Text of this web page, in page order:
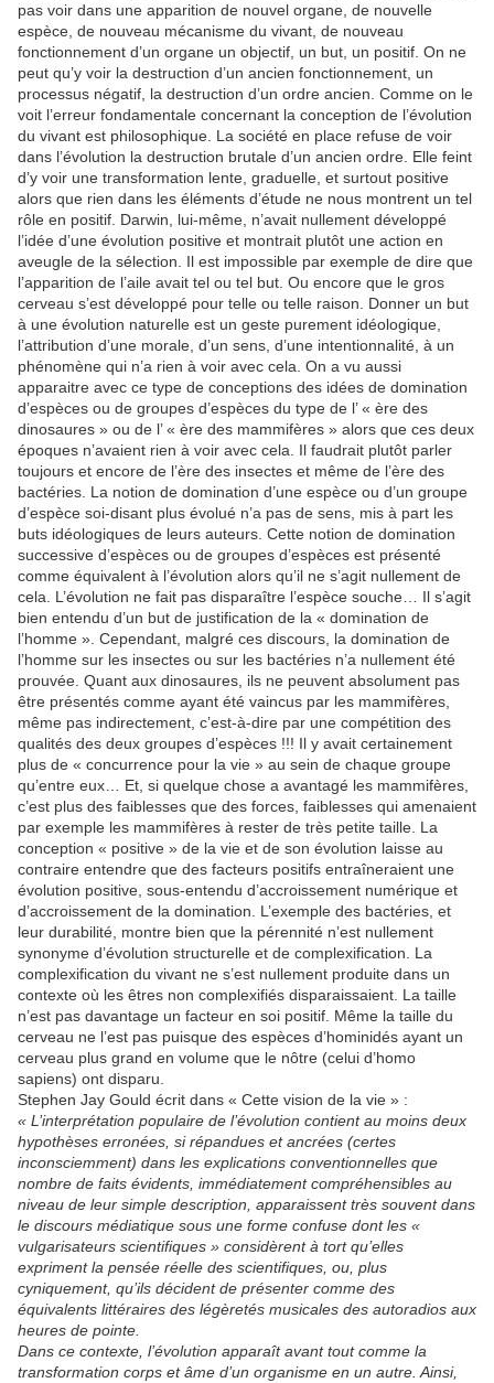
pas voir dans une apparition de nouvel organe, de nouvelle
espèce, de nouveau mécanisme du vivant, de nouveau
fonctionnement d’un organe un objectif, un but, un positif. On ne
peut qu’y voir la destruction d’un ancien fonctionnement, un
processus négatif, la destruction d’un ordre ancien. Comme on le
voit l’erreur fondamentale concernant la conception de l’évolution
du vivant est philosophique. La société en place refuse de voir
dans l’évolution la destruction brutale d’un ancien ordre. Elle feint
d’y voir une transformation lente, graduelle, et surtout positive
alors que rien dans les éléments d’étude ne nous montrent un tel
rôle en positif. Darwin, lui-même, n’avait nullement développé
l’idée d’une évolution positive et montrait plutôt une action en
aveugle de la sélection. Il est impossible par exemple de dire que
l’apparition de l’aile avait tel ou tel but. Ou encore que le gros
cerveau s’est développé pour telle ou telle raison. Donner un but
à une évolution naturelle est un geste purement idéologique,
l’attribution d’une morale, d’un sens, d’une intentionnalité, à un
phénomène qui n’a rien à voir avec cela. On a vu aussi
apparaitre avec ce type de conceptions des idées de domination
d’espèces ou de groupes d’espèces du type de l’ « ère des
dinosaures » ou de l’ « ère des mammifères » alors que ces deux
époques n’avaient rien à voir avec cela. Il faudrait plutôt parler
toujours et encore de l’ère des insectes et même de l’ère des
bactéries. La notion de domination d’une espèce ou d’un groupe
d’espèce soi-disant plus évolué n’a pas de sens, mis à part les
buts idéologiques de leurs auteurs. Cette notion de domination
successive d’espèces ou de groupes d’espèces est présenté
comme équivalent à l’évolution alors qu’il ne s’agit nullement de
cela. L’évolution ne fait pas disparaître l’espèce souche… Il s’agit
bien entendu d’un but de justification de la « domination de
l’homme ». Cependant, malgré ces discours, la domination de
l’homme sur les insectes ou sur les bactéries n’a nullement été
prouvée. Quant aux dinosaures, ils ne peuvent absolument pas
être présentés comme ayant été vaincus par les mammifères,
même pas indirectement, c’est-à-dire par une compétition des
qualités des deux groupes d’espèces !!! Il y avait certainement
plus de « concurrence pour la vie » au sein de chaque groupe
qu’entre eux… Et, si quelque chose a avantagé les mammifères,
c’est plus des faiblesses que des forces, faiblesses qui amenaient
par exemple les mammifères à rester de très petite taille. La
conception « positive » de la vie et de son évolution laisse au
contraire entendre que des facteurs positifs entraîneraient une
évolution positive, sous-entendu d’accroissement numérique et
d’accroissement de la domination. L’exemple des bactéries, et
leur durabilité, montre bien que la pérennité n’est nullement
synonyme d’évolution structurelle et de complexification. La
complexification du vivant ne s’est nullement produite dans un
contexte où les êtres non complexifiés disparaissaient. La taille
n’est pas davantage un facteur en soi positif. Même la taille du
cerveau ne l’est pas puisque des espèces d’hominidés ayant un
cerveau plus grand en volume que le nôtre (celui d’homo
sapiens) ont disparu.
Stephen Jay Gould écrit dans « Cette vision de la vie » :
« L’interprétation populaire de l’évolution contient au moins deux
hypothèses erronées, si répandues et ancrées (certes
inconsciemment) dans les explications conventionnelles que
nombre de faits évidents, immédiatement compréhensibles au
niveau de leur simple description, apparaissent très souvent dans
le discours médiatique sous une forme confuse dont les «
vulgarisateurs scientifiques » considèrent à tort qu’elles
expriment la pensée réelle des scientifiques, ou, plus
cyniquement, qu’ils décident de présenter comme des
équivalents littéraires des légèretés musicales des autoradios aux
heures de pointe.
Dans ce contexte, l’évolution apparaît avant tout comme la
transformation corps et âme d’un organisme en un autre. Ainsi,